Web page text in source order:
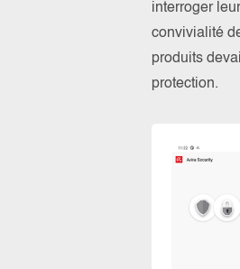
interroger
convivialité
produits
protection.